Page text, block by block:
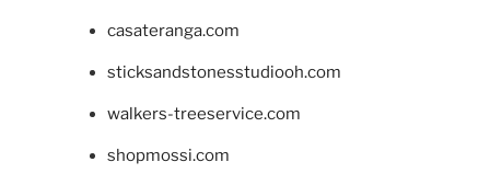
casateranga.com
sticksandstonesstudiooh.com
walkers-treeservice.com
shopmossi.com